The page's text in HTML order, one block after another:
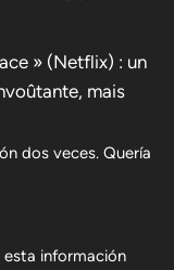
» (Netflix) : un
mais
dos veces. Quería
esta información